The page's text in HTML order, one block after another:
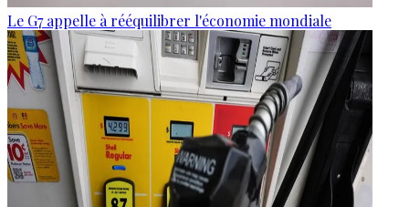
Le G7 appelle à rééquilibrer l'économie mondiale